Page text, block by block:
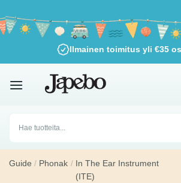
sisältöön
Ilmainen toimitus yli €35
Products
search
Guide / Phonak / In The Ear Instrument
(ITE)